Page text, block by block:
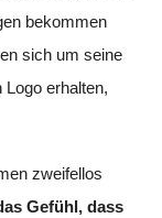
bekommen
sich um seine
erhalten,
zweifellos
Gefühl, dass